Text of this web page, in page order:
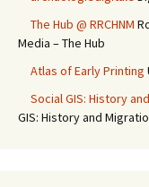
The Hub @ RRCHNM
Media – The Hub
Atlas of Early Printing
Social GIS: History
GIS: History and